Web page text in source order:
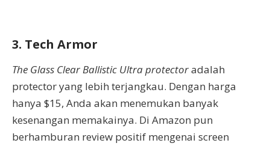
3. Tech Armor
The Glass Clear Ballistic Ultra protectoradalah
protector yang lebih terjangkau. Dengan harga
hanya $15, Anda akan menemukan banyak
kesenangan memakainya. Di Amazon pun
berhamburan review positif mengenai screen